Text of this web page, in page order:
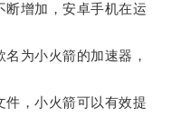
增加，安卓手机在运
为小火箭的加速器，
，小火箭可以有效提